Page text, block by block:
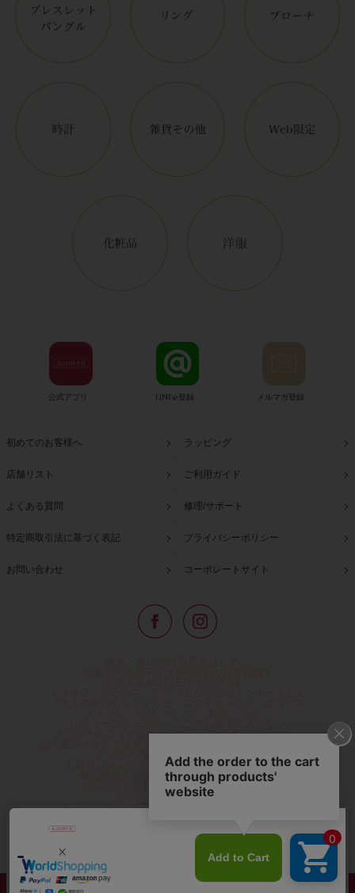
公式アプリ LINE@登録 メルマガ登録
初めてのお客様へ ラッピング
店舗リスト ご利用ガイド
よくある質問 修理/サポート
特定商取引法に基づく表記 プライバシーポリシー
お問い合わせ コーポレートサイト
オリジナルアイテムなどを幅広くご用意しています。
アビステの幅広い商品を取り揃え、
人気ランキングやテレビなどメディア着用商品、
雑誌掲載商品情報を紹介するコンテンツ、
プレゼント包装無料や独自のポイント還元
などのサービスをご提供。
心躍るインポートアクセサリーや時計、小物などで、
夢やときめきを与えられるよう願っています。
◆ギフトラッピング無料/11,000円以上のご注文で送料無料◆
©ABISTE WEB SHOP